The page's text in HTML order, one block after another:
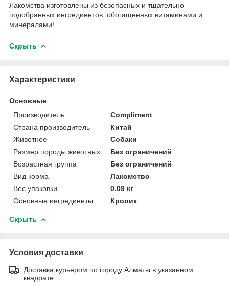
Лакомства изготовлены из безопасных и тщательно
подобранных ингредиентов, обогащенных витаминами и
минералами!
Скрыть
Характеристики
Основные
Производитель
Compliment
Страна производитель
Китай
Животное
Собаки
Размер породы животных
Без ограничений
Возрастная группа
Без ограничений
Вид корма
Лакомство
Вес упаковки
0.09 кг
Основные ингредиенты
Кролик
Скрыть
Условия доставки
Доставка курьером по городу Алматы в указанном
квадрате